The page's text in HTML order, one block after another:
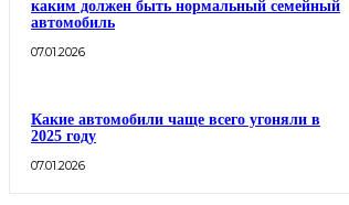
каким должен быть нормальный семейный
автомобиль
07.01.2026
Какие автомобили чаще всего угоняли в
2025 году
07.01.2026